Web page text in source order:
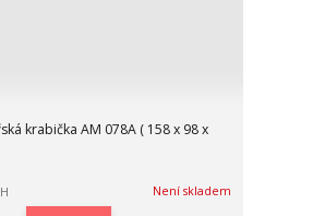
krabička AM 078A ( 158 x 98 x
Není skladem